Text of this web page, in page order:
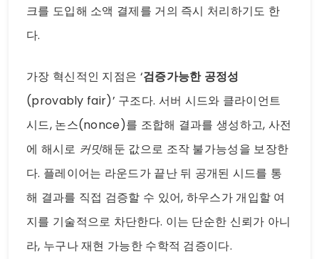
크를 도입해 소액 결제를 거의 즉시 처리하기도 한
다.
가장 혁신적인 지점은 ‘검증가능한 공정성
(provably fair)’ 구조다. 서버 시드와 클라이언트
시드, 논스(nonce)를 조합해 결과를 생성하고, 사전
에 해시로 커밋해둔 값으로 조작 불가능성을 보장한
다. 플레이어는 라운드가 끝난 뒤 공개된 시드를 통
해 결과를 직접 검증할 수 있어, 하우스가 개입할 여
지를 기술적으로 차단한다. 이는 단순한 신뢰가 아니
라, 누구나 재현 가능한 수학적 검증이다.